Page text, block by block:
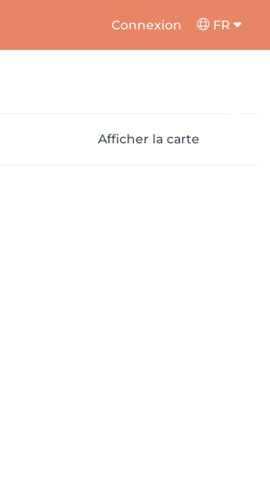
Connexion FR
Afficher la carte